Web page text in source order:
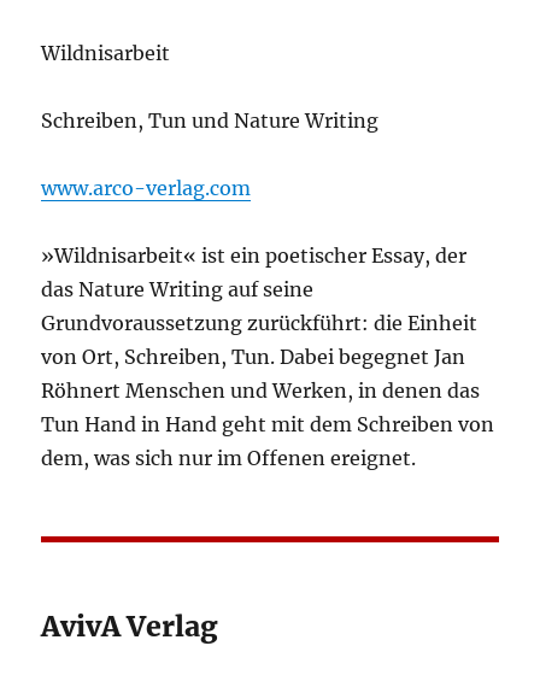
Wildnisarbeit
Schreiben, Tun und Nature Writing
www.arco-verlag.com
»Wildnisarbeit« ist ein poetischer Essay, der
das Nature Writing auf seine
Grundvoraussetzung zurückführt: die Einheit
von Ort, Schreiben, Tun. Dabei begegnet Jan
Röhnert Menschen und Werken, in denen das
Tun Hand in Hand geht mit dem Schreiben von
dem, was sich nur im Offenen ereignet.
AvivA Verlag